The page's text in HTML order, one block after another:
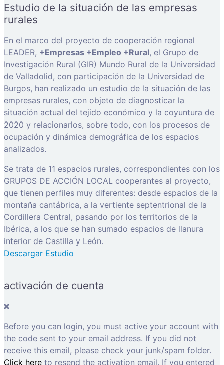
Estudio de la situación de las empresas
rurales
En el marco del proyecto de cooperación regional
LEADER, +Empresas +Empleo +Rural, el Grupo de
Investigación Rural (GIR) Mundo Rural de la Universidad
de Valladolid, con participación de la Universidad de
Burgos, han realizado un estudio de la situación de las
empresas rurales, con objeto de diagnosticar la
situación actual del tejido económico y la coyuntura de
2020 y relacionarlos, sobre todo, con los procesos de
ocupación y dinámica demográfica de los espacios
analizados.
Se trata de 11 espacios rurales, correspondientes con los
GRUPOS DE ACCIÓN LOCAL cooperantes al proyecto,
que tienen perfiles muy diferentes: desde espacios de la
montaña cantábrica, a la vertiente septentrional de la
Cordillera Central, pasando por los territorios de la
Ibérica, a los que se han sumado espacios de llanura
interior de Castilla y León.
Descargar Estudio
activación de cuenta
Before you can login, you must active your account with
the code sent to your email address. If you did not
receive this email, please check your junk/spam folder.
Click here to resend the activation email. If you entered